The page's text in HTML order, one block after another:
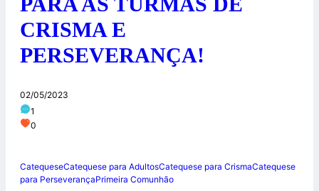
CRISMA E
PERSEVERANÇA!
02/05/2023
1
0
CatequeseCatequese para AdultosCatequese para CrismaCatequese
para PerseverançaPrimeira Comunhão